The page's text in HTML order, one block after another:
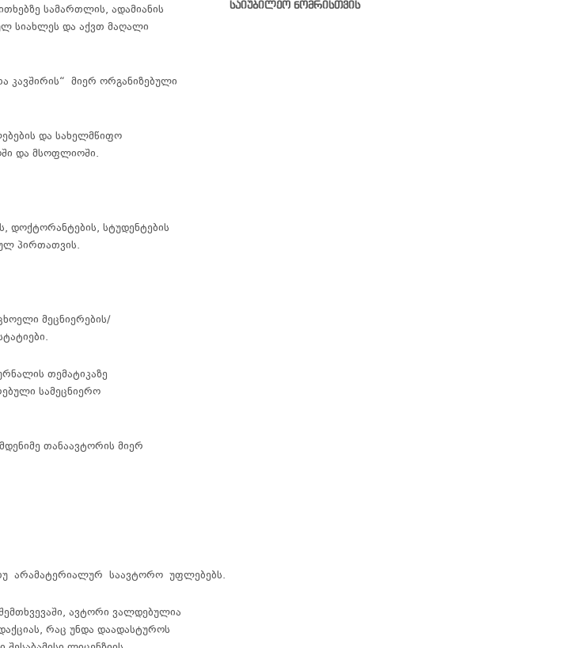
სამართლის, ადამიანის
სიახლეს და აქვთ მაღალი
კავშირის“ მიერ ორგანიზებული
და სახელმწიფო
და მსოფლიოში.
, დოქტორანტების, სტუდენტების
პირთათვის.
მეცნიერების/
.
თემატიკაზე
სამეცნიერო
თანაავტორის მიერ
არამატერიალურ საავტორო უფლებებს.
ავტორი ვალდებულია
რაც უნდა დაადასტუროს
საიუბილეო ნომრისთვის